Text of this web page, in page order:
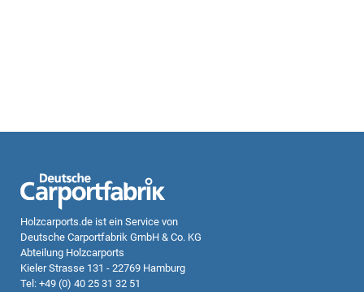
Holzcarports.de ist ein Service von
Deutsche Carportfabrik GmbH & Co. KG
Abteilung Holzcarports
Kieler Strasse 131 - 22769 Hamburg
Tel: +49 (0) 40 25 31 32 51